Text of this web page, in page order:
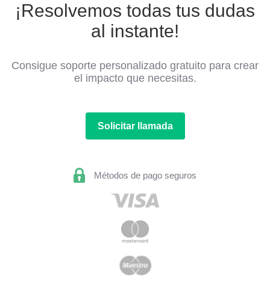
¡Resolvemos todas tus dudas
al instante!
Consigue soporte personalizado gratuito para crear
el impacto que necesitas.
Solicitar llamada
Métodos de pago seguros